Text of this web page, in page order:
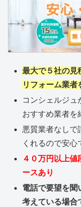
最大で５社の見
リフォーム業者
コンシェルジュ
おすすめ業者を
悪質業者なしで
くれるので安心
４０万円以上
ースあり
電話で要望を聞
考えている場合